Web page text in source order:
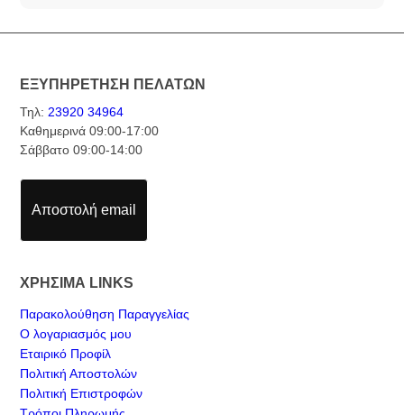
ΕΞΥΠΗΡΕΤΗΣΗ ΠΕΛΑΤΩΝ
Τηλ:23920 34964
Καθημερινά 09:00-17:00
Σάββατο 09:00-14:00
Αποστολή email
ΧΡΗΣΙΜΑ LINKS
Παρακολούθηση Παραγγελίας
Ο λογαριασμός μου
Εταιρικό Προφίλ
Πολιτική Αποστολών
Πολιτική Επιστροφών